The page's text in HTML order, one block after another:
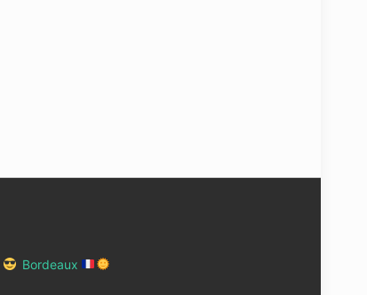
Bordeaux